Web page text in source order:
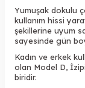
Yumuşak dokulu
kullanım hissi
şekillerine uyum
sayesinde gün
Kadın ve erkek
olan Model D,
biridir.